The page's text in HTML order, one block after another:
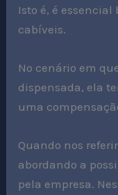
Isto é, é
cabíveis.
No cenário em
dispensada, ela
uma
Quando nos
abordando a
pela empresa.